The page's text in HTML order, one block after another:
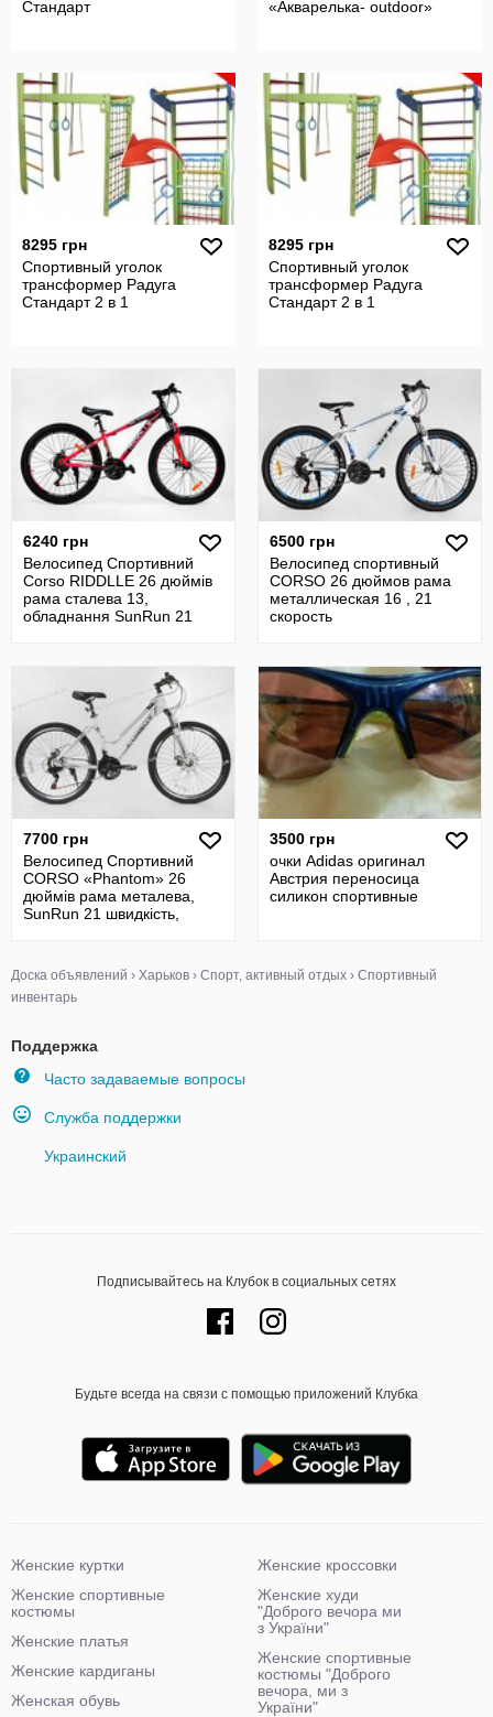
Стандарт «Акварелька- outdoor»
8295 грн
Спортивный уголок
трансформер Радуга
Стандарт 2 в 1
8295 грн
Спортивный уголок
трансформер Радуга
Стандарт 2 в 1
6240 грн
Велосипед Спортивний
Corso RIDDLLE 26 дюймів
рама сталева 13,
обладнання SunRun 21
6500 грн
Велосипед спортивный
CORSO 26 дюймов рама
металлическая 16 , 21
скорость
7700 грн
Велосипед Спортивний
CORSO «Phantom» 26
дюймів рама металева,
SunRun 21 швидкість,
3500 грн
очки Adidas оригинал
Австрия переносица
силикон спортивные
Доска объявлений › Харьков › Спорт, активный отдых › Спортивный
инвентарь
Поддержка
Часто задаваемые вопросы
Служба поддержки
Украинский
Подписывайтесь на Клубок в социальных сетях
Будьте всегда на связи с помощью приложений Клубка
Женские куртки
Женские спортивные
костюмы
Женские платья
Женские кардиганы
Женская обувь
Женские кроссовки
Женские худи
"Доброго вечора ми
з України"
Женские спортивные
костюмы "Доброго
вечора, ми з
України"